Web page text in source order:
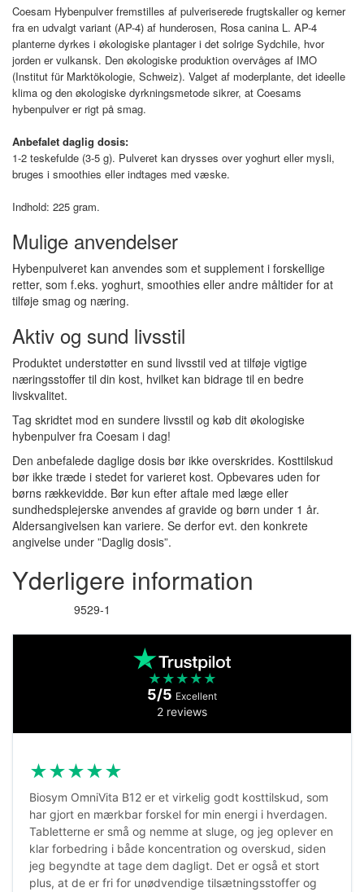
Coesam Hybenpulver fremstilles af pulveriserede frugtskaller og kerner
fra en udvalgt variant (AP-4) af hunderosen, Rosa canina L. AP-4
planterne dyrkes i økologiske plantager i det solrige Sydchile, hvor
jorden er vulkansk. Den økologiske produktion overvåges af IMO
(Institut für Marktökologie, Schweiz). Valget af moderplante, det ideelle
klima og den økologiske dyrkningsmetode sikrer, at Coesams
hybenpulver er rigt på smag.
Anbefalet daglig dosis:
1-2 teskefulde (3-5 g). Pulveret kan drysses over yoghurt eller mysli,
bruges i smoothies eller indtages med væske.
Indhold: 225 gram.
Mulige anvendelser
Hybenpulveret kan anvendes som et supplement i forskellige
retter, som f.eks. yoghurt, smoothies eller andre måltider for at
tilføje smag og næring.
Aktiv og sund livsstil
Produktet understøtter en sund livsstil ved at tilføje vigtige
næringsstoffer til din kost, hvilket kan bidrage til en bedre
livskvalitet.
Tag skridtet mod en sundere livsstil og køb dit økologiske
hybenpulver fra Coesam i dag!
Den anbefalede daglige dosis bør ikke overskrides. Kosttilskud
bør ikke træde i stedet for varieret kost. Opbevares uden for
børns rækkevidde. Bør kun efter aftale med læge eller
sundhedsplejerske anvendes af gravide og børn under 1 år.
Aldersangivelsen kan variere. Se derfor evt. den konkrete
angivelse under ”Daglig dosis”.
Yderligere information
9529-1
★ ★ ★ ★ ★
5/5 Excellent
2 reviews
★★★★★
Biosym OmniVita B12 er et virkelig godt kosttilskud, som
har gjort en mærkbar forskel for min energi i hverdagen.
Tabletterne er små og nemme at sluge, og jeg oplever en
klar forbedring i både koncentration og overskud, siden
jeg begyndte at tage dem dagligt. Det er også et stort
plus, at de er fri for unødvendige tilsætningsstoffer og